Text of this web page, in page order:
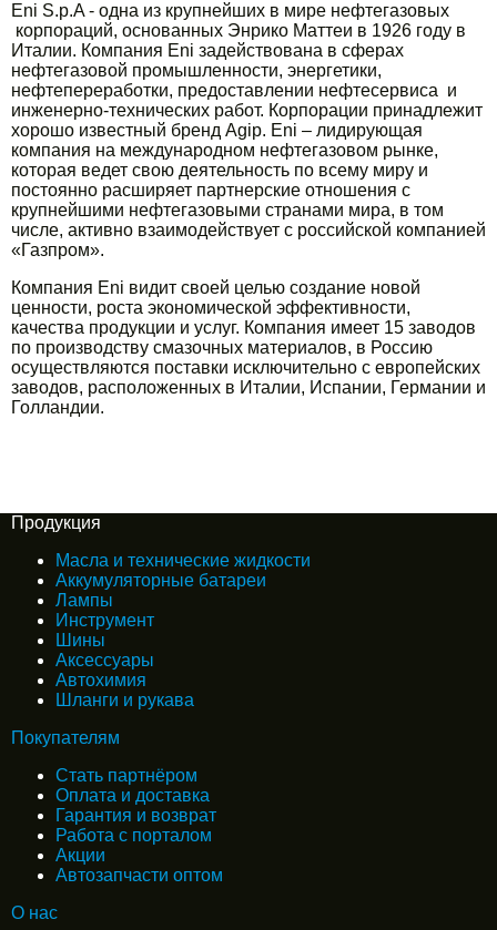
Eni S.p.A - одна из крупнейших в мире нефтегазовых
корпораций, основанных Энрико Маттеи в 1926 году в
Италии. Компания Eni задействована в сферах
нефтегазовой промышленности, энергетики,
нефтепереработки, предоставлении нефтесервиса и
инженерно-технических работ. Корпорации принадлежит
хорошо известный бренд Agip. Eni – лидирующая
компания на международном нефтегазовом рынке,
которая ведет свою деятельность по всему миру и
постоянно расширяет партнерские отношения с
крупнейшими нефтегазовыми странами мира, в том
числе, активно взаимодействует с российской компанией
«Газпром».
Компания Eni видит своей целью создание новой
ценности, роста экономической эффективности,
качества продукции и услуг. Компания имеет 15 заводов
по производству смазочных материалов, в Россию
осуществляются поставки исключительно с европейских
заводов, расположенных в Италии, Испании, Германии и
Голландии.
Продукция
Масла и технические жидкости
Аккумуляторные батареи
Лампы
Инструмент
Шины
Аксессуары
Автохимия
Шланги и рукава
Покупателям
Стать партнёром
Оплата и доставка
Гарантия и возврат
Работа с порталом
Акции
Автозапчасти оптом
О нас